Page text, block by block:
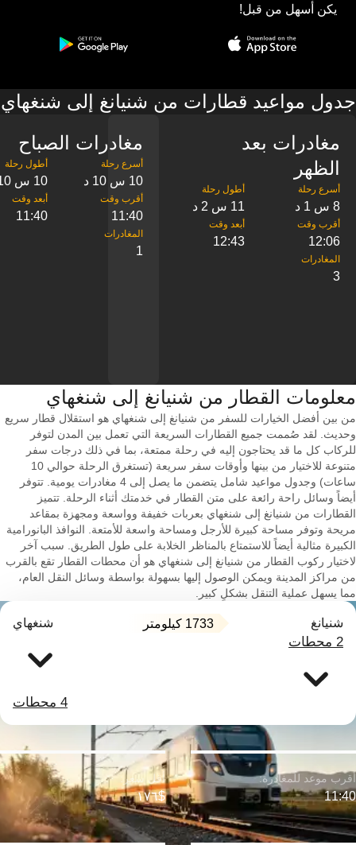
يكن أسهل من قبل!
جدول مواعيد قطارات من شنيانغ إلى شنغهاي
مغادرات بعد
الظهر
8 س 1 د 11 س 2 د
12:06
12:43
3
مغادرات الصباح
10 س 10 د 10 س 10 د
11:40
11:40
1
معلومات القطار من ‎شنيانغ إلى ‎شنغهاي
من بين أفضل الخيارات للسفر من شنيانغ إلى شنغهاي هو استقلال قطار سريع
وحديث. لقد صُممت جميع القطارات السريعة التي تعمل بين المدن لتوفر
للركاب كل ما قد يحتاجون إليه في رحلة ممتعة، بما في ذلك درجات سفر
متنوعة للاختيار من بينها وأوقات سفر سريعة (تستغرق الرحلة حوالي 10
ساعات) وجدول مواعيد شامل يتضمن ما يصل إلى 4 مغادرات يومية. تتوفر
أيضاً وسائل راحة رائعة على متن القطار في خدمتك أثناء الرحلة. تتميز
القطارات من شنيانغ إلى شنغهاي بعربات خفيفة وواسعة ومجهزة بمقاعد
مريحة وتوفر مساحة كبيرة للأرجل ومساحة واسعة للأمتعة. النوافذ البانورامية
الكبيرة مثالية أيضاً للاستمتاع بالمناظر الخلابة على طول الطريق. سبب آخر
لاختيار ركوب القطار من شنيانغ إلى شنغهاي هو أن محطات القطار تقع بالقرب
من مراكز المدينة ويمكن الوصول إليها بسهولة بواسطة وسائل النقل العام،
مما يسهل عملية التنقل بشكلٍ كبير.
شنيانغ 1733 كيلومتر شنغهاي
2 محطات
4 محطات
11:40 $١٧٦